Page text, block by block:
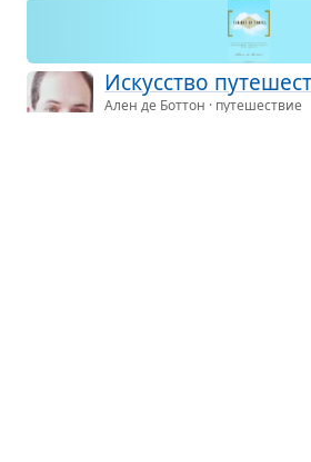
Искус­ство
Ален де Боттон · путешествие